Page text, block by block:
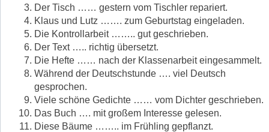
Der Tisch …… gestern vom Tischler repariert.
Klaus und Lutz ……. zum Geburtstag eingeladen.
Die Kontrollarbeit …….. gut geschrieben.
Der Text ….. richtig übersetzt.
Die Hefte …… nach der Klassenarbeit eingesammelt.
Während der Deutschstunde …. viel Deutsch
gesprochen.
Viele schöne Gedichte …… vom Dichter geschrieben.
Das Buch …. mit großem Interesse gelesen.
Diese Bäume …….. im Frühling gepflanzt.